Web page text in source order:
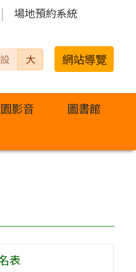
場地預約系統
大 網站導覽
影音
圖書館
表